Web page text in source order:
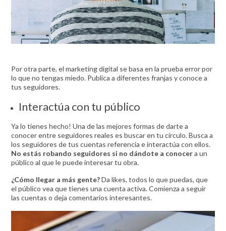
Por otra parte, el marketing digital se basa en la prueba error por
lo que no tengas miedo. Publica a diferentes franjas y conoce a
tus seguidores.
Interactúa con tu público
Ya lo tienes hecho! Una de las mejores formas de darte a
conocer entre seguidores reales es buscar en tu círculo. Busca a
los seguidores de tus cuentas referencia e interactúa con ellos.
No estás robando seguidores si no dándote a conocera un
público al que le puede interesar tu obra.
¿Cómo llegar a más gente?Da likes, todos lo que puedas, que
el público vea que tienes una cuenta activa. Comienza a seguir
las cuentas o deja comentarios interesantes.